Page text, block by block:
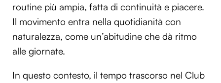
routine più ampia, fatta di continuità e piacere.
Il movimento entra nella quotidianità con
naturalezza, come un’abitudine che dà ritmo
alle giornate.
In questo contesto, il tempo trascorso nel Club